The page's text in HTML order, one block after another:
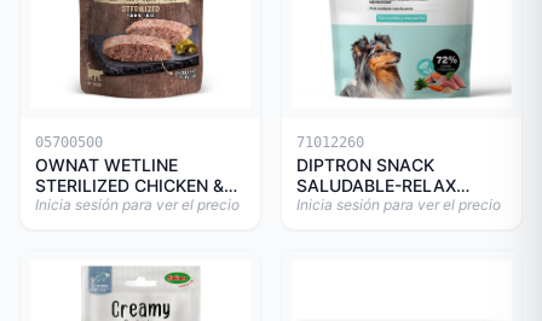
05700500
OWNAT WETLINE
STERILIZED CHICKEN &
TURKEY CAT 85gr
Inicia sesión para ver el precio
71012260
DIPTRON SNACK
SALUDABLE-RELAX
150GR
Inicia sesión para ver el precio